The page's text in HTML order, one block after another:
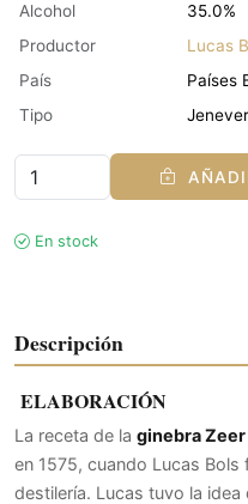
Alcohol
35.0%
Productor
Lucas
País
Países
Tipo
Jenever
En stock
Descripción
ELABORACIÓN
La receta de la ginebra
en 1575, cuando Lucas
destilería. Lucas tuvo la